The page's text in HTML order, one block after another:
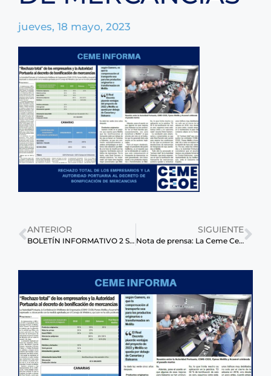
jueves, 18 mayo, 2023
ANTERIOR
BOLETÍN INFORMATIVO 2 SEMANA DE MAYO.
SIGUIENTE
Nota de prensa: La Ceme Ceoe y Coacam Melilla unen fuerzas para impulsar una mejor Melilla.